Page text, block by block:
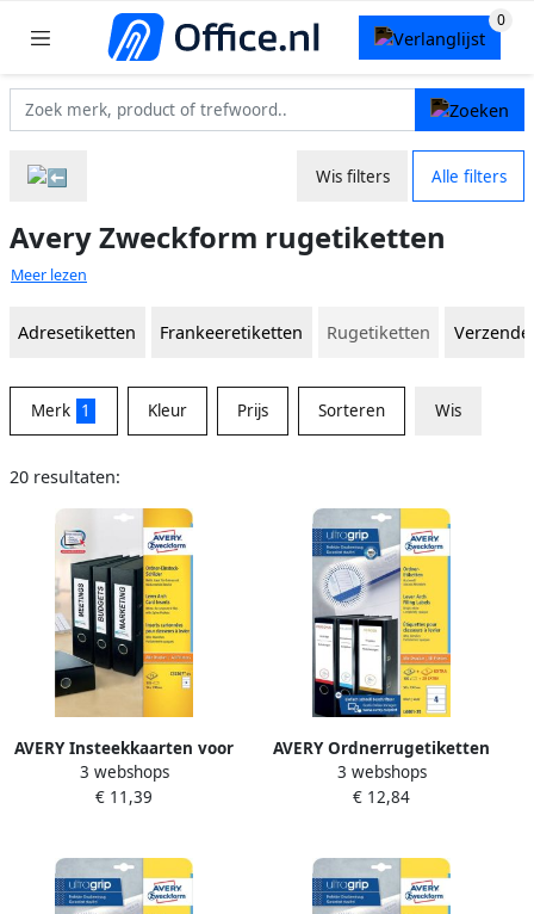
Wis filters Alle filters
Avery Zweckform rugetiketten
Meer lezen
Adresetiketten Frankeeretiketten Rugetiketten
Merk 1 Kleur Prijs Sorteren Wis
20 resultaten:
AVERY Insteekkaarten voor
ordnerrug 54 x 190 mm wit
Inkjetprinter Laserprinter
3 webshops
€ 11,39
AVERY Ordnerrugetiketten
192 x 59 mm wit
Inkjetprinter Laserprinter
25
3 webshops
€ 12,84